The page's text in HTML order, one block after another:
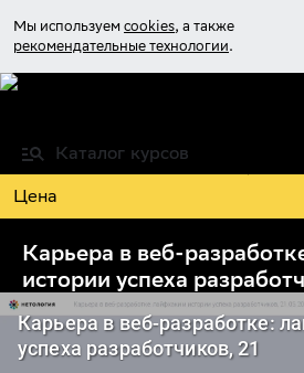
Мы используем cookies, а также
рекомендательные технологии.
Каталог курсов
Карьера в веб-
истории успеха
Цена